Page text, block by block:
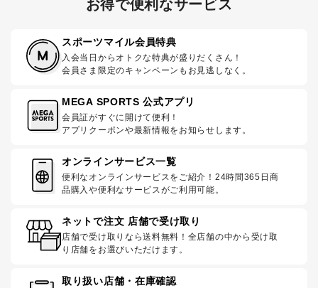
お得で便利なサービス
スポーツマイル会員特典
入会当日からオトクな特典が盛りだくさん！
会員さま限定のキャンペーンもお見逃しなく。
MEGA SPORTS 公式アプリ
会員証がすぐに開けて便利！
アプリクーポンや最新情報をお知らせします。
オンラインサービス一覧
便利なオンラインサービスをご紹介！24時間365日商
品購入や便利なサービスがご利用可能。
ネットで注文 店舗で受け取り
店舗で受け取りなら送料無料！全店舗の中から受け取
り店舗をお選びいただけます。
取り扱い店舗・在庫確認